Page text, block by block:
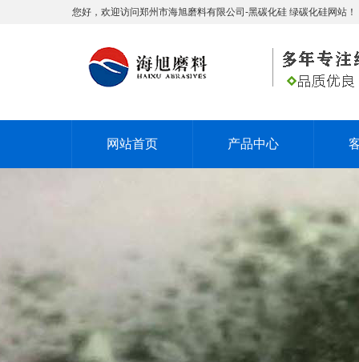
您好，欢迎访问郑州市海旭磨料有限公司-黑碳化硅 绿碳化硅网站！
网站首页 产品中心